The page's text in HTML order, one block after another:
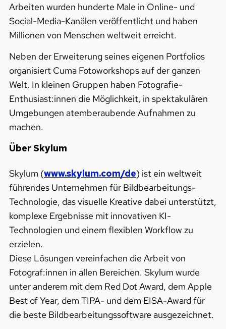
Arbeiten wurden hunderte Male in Online- und
Social-Media-Kanälen veröffentlicht und haben
Millionen von Menschen weltweit erreicht.
Neben der Erweiterung seines eigenen Portfolios
organisiert Cuma Fotoworkshops auf der ganzen
Welt. In kleinen Gruppen haben Fotografie-
Enthusiast:innen die Möglichkeit, in spektakulären
Umgebungen atemberaubende Aufnahmen zu
machen.
Über Skylum
Skylum (www.skylum.com/de) ist ein weltweit
führendes Unternehmen für Bildbearbeitungs-
Technologie, das visuelle Kreative dabei unterstützt,
komplexe Ergebnisse mit innovativen KI-
Technologien und einem flexiblen Workflow zu
erzielen.
Diese Lösungen vereinfachen die Arbeit von
Fotograf:innen in allen Bereichen. Skylum wurde
unter anderem mit dem Red Dot Award, dem Apple
Best of Year, dem TIPA- und dem EISA-Award für
die beste Bildbearbeitungssoftware ausgezeichnet.